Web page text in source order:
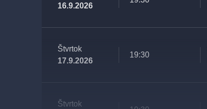
16.9.2026
Štvrtok
17.9.2026
19:30
Štvrtok